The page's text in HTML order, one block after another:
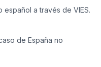
español a través de VIES.
de España no